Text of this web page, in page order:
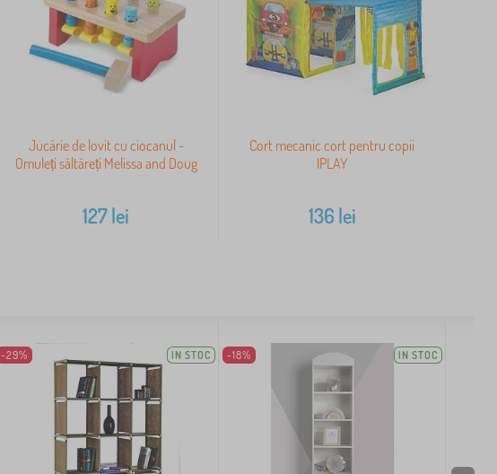
Jucărie de lovit cu ciocanul -
Omuleți săltăreți Melissa and Doug
127lei
Cort mecanic cort pentru copii
IPLAY
136 lei
-29% IN STOC -18% IN STOC